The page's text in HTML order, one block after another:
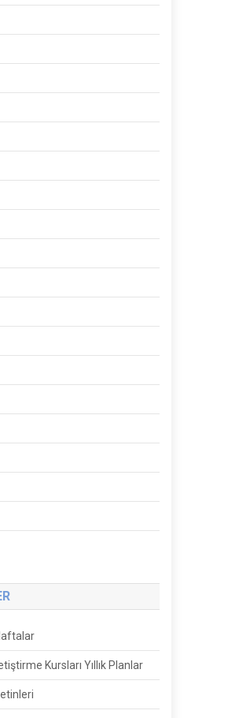
Kursları Yıllık Planlar